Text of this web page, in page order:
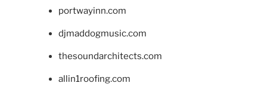
portwayinn.com
djmaddogmusic.com
thesoundarchitects.com
allin1roofing.com